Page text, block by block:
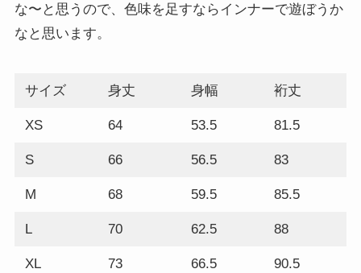
な〜と思うので、色味を足すならインナーで遊ぼうか
なと思います。
サイズ 身丈 身幅 裄丈
XS 64 53.5 81.5
S 66 56.5 83
M 68 59.5 85.5
L 70 62.5 88
XL 73 66.5 90.5